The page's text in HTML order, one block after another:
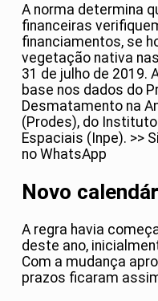
A norma determina
financeiras
financiamentos, se
vegetação nativa
31 de julho de 2019.
base nos dados do
Desmatamento na
(Prodes), do
Espaciais (Inpe). >>
no WhatsApp
Novo
A regra havia
deste ano,
Com a mudança
prazos ficaram